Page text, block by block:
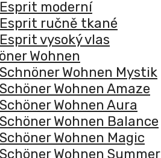
moderní
Esprit ručně tkané
vysoký vlas
Wohnen
Wohnen Mystik
Wohnen Amaze
Wohnen Aura
Wohnen Balance
Wohnen Magic
Wohnen Summer